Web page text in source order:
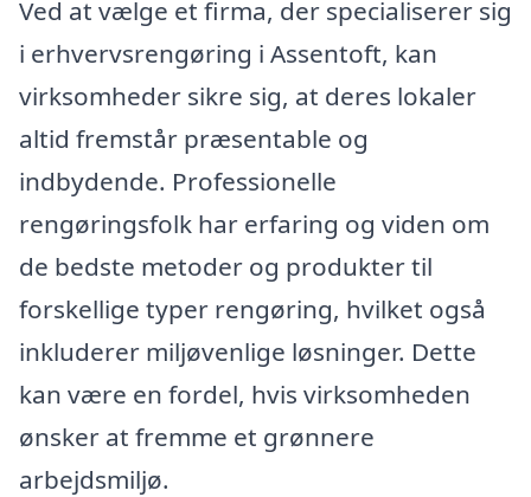
Ved at vælge et firma, der specialiserer sig
i erhvervsrengøring i Assentoft, kan
virksomheder sikre sig, at deres lokaler
altid fremstår præsentable og
indbydende. Professionelle
rengøringsfolk har erfaring og viden om
de bedste metoder og produkter til
forskellige typer rengøring, hvilket også
inkluderer miljøvenlige løsninger. Dette
kan være en fordel, hvis virksomheden
ønsker at fremme et grønnere
arbejdsmiljø.